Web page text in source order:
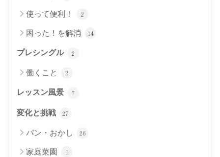
使って便利！ 2
困った！を解消 14
プレシングル 2
働くこと 2
レッスン風景 7
変化と挑戦 27
パン・おかし 26
家庭菜園 1